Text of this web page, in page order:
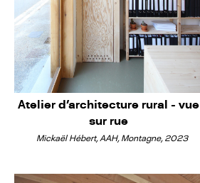
Atelier d'architecture rural - vue
sur rue
Mickaël Hébert, AAH, Montagne, 2023